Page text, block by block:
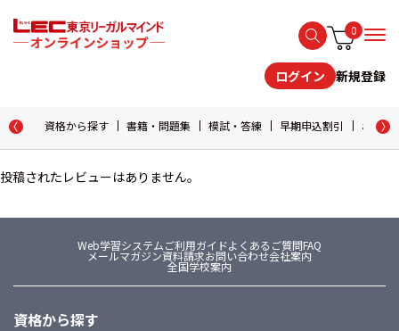
0
ログイン 新規登録
資格から探す 書籍・問題集 模試・答練 早期申込割引 おため
投稿されたレビューはありません。
Web学習システムご利用ガイドよくあるご質問FAQ
メールマガジン資料請求お問い合わせ会社案内
全国学校案内
資格から探す